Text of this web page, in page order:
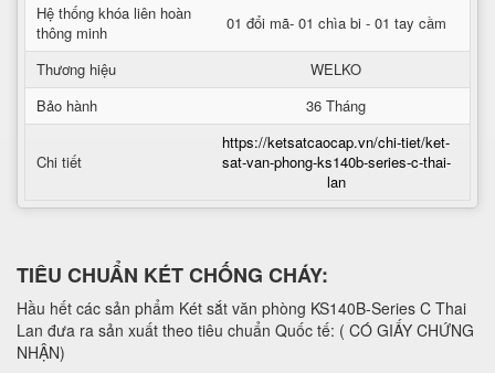
Hệ thống khóa liên hoàn
thông minh
01 đổi mã- 01 chìa bi - 01 tay cầm
Thương hiệu
WELKO
Bảo hành
36 Tháng
Chi tiết
https://ketsatcaocap.vn/chi-tiet/ket-
sat-van-phong-ks140b-series-c-thai-
lan
TIÊU CHUẨN KÉT CHỐNG CHÁY:
Hầu hết các sản phẩm Két sắt văn phòng KS140B-Series C Thai
Lan đưa ra sản xuất theo tiêu chuẩn Quốc tế: ( CÓ GIẤY CHỨNG
NHẬN)